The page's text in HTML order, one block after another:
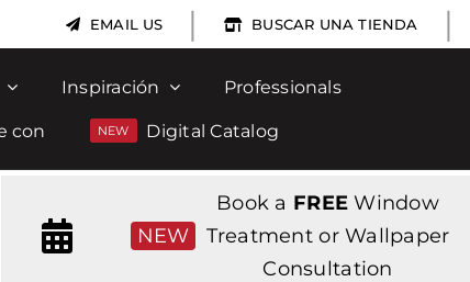
EMAIL US | BUSCAR UNA TIENDA |
Inspiración Professionals
con Digital Catalog
NEW
Book a FREE Window
Treatment or Wallpaper
Consultation